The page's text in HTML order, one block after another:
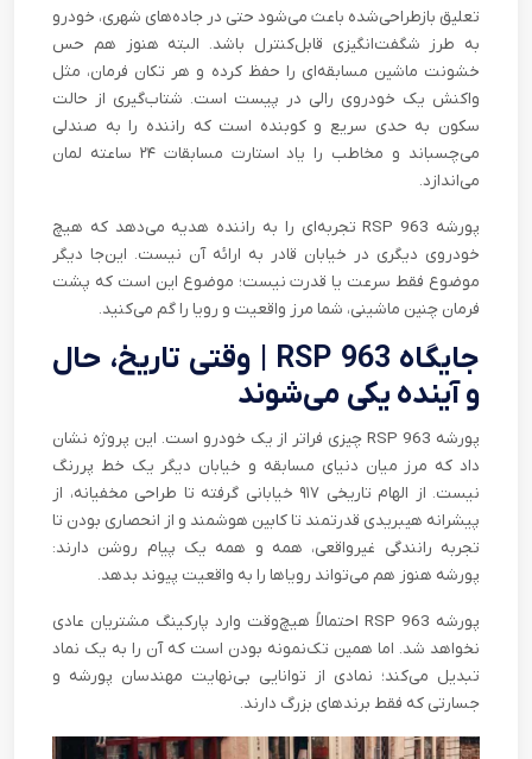
تعلیق بازطراحی‌شده باعث می‌شود حتی در جاده‌های شهری، خودرو
به طرز شگفت‌انگیزی قابل‌کنترل باشد. البته هنوز هم حس
خشونت ماشین مسابقه‌ای را حفظ کرده و هر تکان فرمان، مثل
واکنش یک خودروی رالی در پیست است. شتاب‌گیری از حالت
سکون به حدی سریع و کوبنده است که راننده را به صندلی
می‌چسباند و مخاطب را یاد استارت مسابقات ۲۴ ساعته لمان
می‌اندازد.
پورشه 963 RSP تجربه‌ای را به راننده هدیه می‌دهد که هیچ
خودروی دیگری در خیابان قادر به ارائه آن نیست. این‌جا دیگر
موضوع فقط سرعت یا قدرت نیست؛ موضوع این است که پشت
فرمان چنین ماشینی، شما مرز واقعیت و رویا را گم می‌کنید.
جایگاه 963 RSP | وقتی تاریخ، حال
و آینده یکی می‌شوند
پورشه 963 RSP چیزی فراتر از یک خودرو است. این پروژه نشان
داد که مرز میان دنیای مسابقه و خیابان دیگر یک خط پررنگ
نیست. از الهام تاریخی ۹۱۷ خیابانی گرفته تا طراحی مخفیانه، از
پیشرانه‌ هیبریدی قدرتمند تا کابین هوشمند و از انحصاری بودن تا
تجربه رانندگی غیرواقعی، همه و همه یک پیام روشن دارند:
پورشه هنوز هم می‌تواند رویاها را به واقعیت پیوند بدهد.
پورشه 963 RSP احتمالاً هیچ‌وقت وارد پارکینگ مشتریان عادی
نخواهد شد. اما همین تک‌نمونه بودن است که آن را به یک نماد
تبدیل می‌کند؛ نمادی از توانایی بی‌نهایت مهندسان پورشه و
جسارتی که فقط برندهای بزرگ دارند.